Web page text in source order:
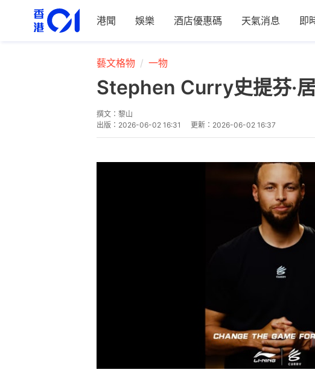
港聞 娛樂 酒店優惠碼 天氣消息 即
藝文格物 一物
Stephen Curry史提芬·
撰文： 黎山
出版： 2026-06-02 16:31 更新： 2026-06-02 16:37